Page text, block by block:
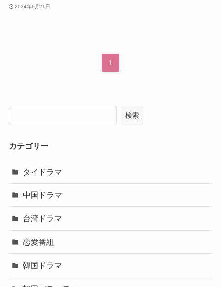
2024年6月21日
1
検索
カテゴリー
タイドラマ
中国ドラマ
台湾ドラマ
恋愛番組
韓国ドラマ